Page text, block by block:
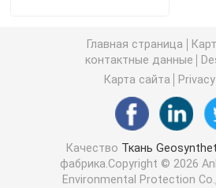
HDPE текстурировал
Пластиковая доска дренажа
Вкладыш глины Geosynthetic
Главная страница
контактные данные
Карта сайта
Качество Ткань
фабрика.Copyright © 2026
Environmental Protection